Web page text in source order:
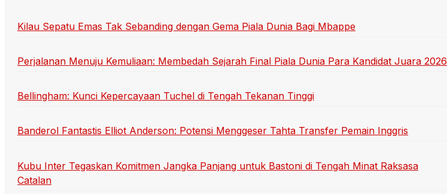
Kilau Sepatu Emas Tak Sebanding dengan Gema Piala Dunia Bagi Mbappe
Perjalanan Menuju Kemuliaan: Membedah Sejarah Final Piala Dunia Para Kandidat Juara 2026
Bellingham: Kunci Kepercayaan Tuchel di Tengah Tekanan Tinggi
Banderol Fantastis Elliot Anderson: Potensi Menggeser Tahta Transfer Pemain Inggris
Kubu Inter Tegaskan Komitmen Jangka Panjang untuk Bastoni di Tengah Minat Raksasa
Catalan